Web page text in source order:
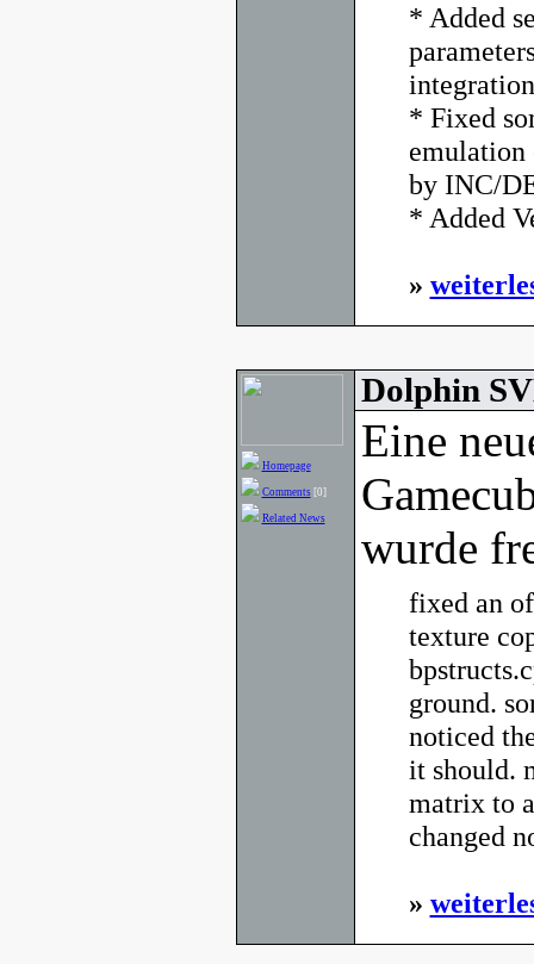
* Added
* Fixed
by INC/
* Added
»
Homepage
Comments [0]
Related News
Dolphin
Eine
wurde
fixed an
texture
ground.
noticed
it should.
matrix to
changed
»